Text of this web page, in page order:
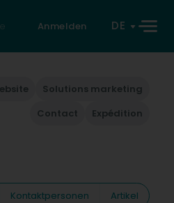
Anmelden DE
Solutions marketing
Contact
Expédition
Kontaktpersonen
Artikel